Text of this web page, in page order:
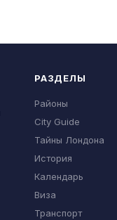
РАЗДЕЛЫ
Районы
City Guide
Тайны Лондона
История
Календарь
Виза
Транспорт